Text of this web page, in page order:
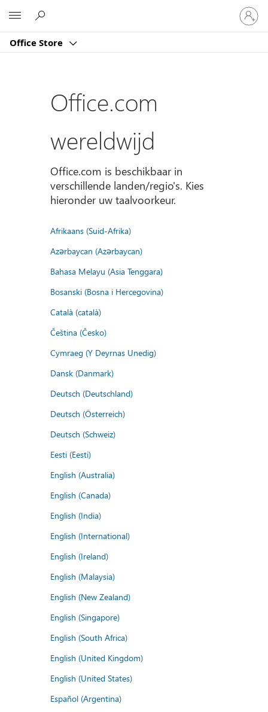
Office Store
Meld
je
aan
je
Office.com
wereldwijd
Office.com is beschikbaar in
verschillende landen/regio's. Kies
hieronder uw taalvoorkeur.
Afrikaans (Suid-Afrika)
Azərbaycan (Azərbaycan)
Bahasa Melayu (Asia Tenggara)
Bosanski (Bosna i Hercegovina)
Català (català)
Čeština (Česko)
Cymraeg (Y Deyrnas Unedig)
Dansk (Danmark)
Deutsch (Deutschland)
Deutsch (Österreich)
Deutsch (Schweiz)
Eesti (Eesti)
English (Australia)
English (Canada)
English (India)
English (International)
English (Ireland)
English (Malaysia)
English (New Zealand)
English (Singapore)
English (South Africa)
English (United Kingdom)
English (United States)
Español (Argentina)